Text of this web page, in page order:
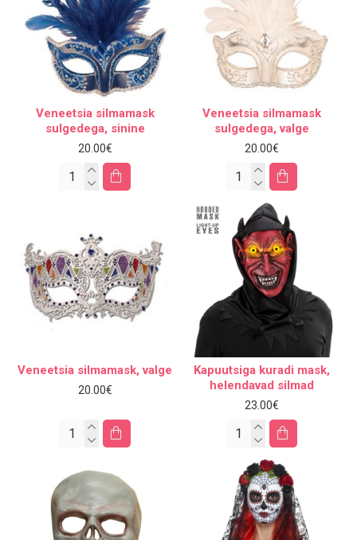
Veneetsia silmamask
sulgedega, sinine
20.00€
Veneetsia silmamask
sulgedega, valge
20.00€
Veneetsia silmamask, valge
20.00€
Kapuutsiga kuradi mask,
helendavad silmad
23.00€